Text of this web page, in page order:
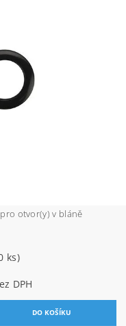
otvor(y) v bláně
ks)
Kč bez DPH